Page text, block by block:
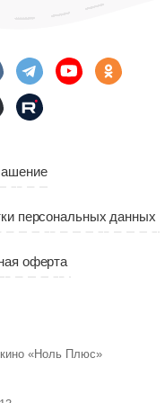
персональных данных
оферта
кино «Ноль Плюс»